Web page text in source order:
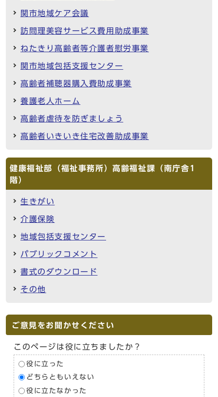
関市地域ケア会議
訪問理美容サービス費用助成事業
ねたきり高齢者等介護者慰労事業
関市地域包括支援センター
高齢者補聴器購入費助成事業
養護老人ホーム
高齢者虐待を防ぎましょう
高齢者いきいき住宅改善助成事業
健康福祉部（福祉事務所）高齢福祉課（南庁舎1
階）
生きがい
介護保険
地域包括支援センター
パブリックコメント
書式のダウンロード
その他
ご意見をお聞かせください
このページは役に立ちましたか？
役に立った
どちらともいえない
役に立たなかった